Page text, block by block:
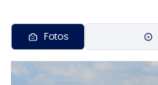
Fotos